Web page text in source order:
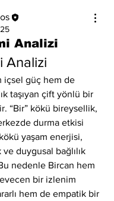
Analizi
Analizi
içsel güç hem de
taşıyan çift yönlü bir
“Bir” kökü bireysellik,
durma etkisi
yaşam enerjisi,
ve duygusal bağlılık
nedenle Bircan hem
bir izlenim
hem de empatik bir